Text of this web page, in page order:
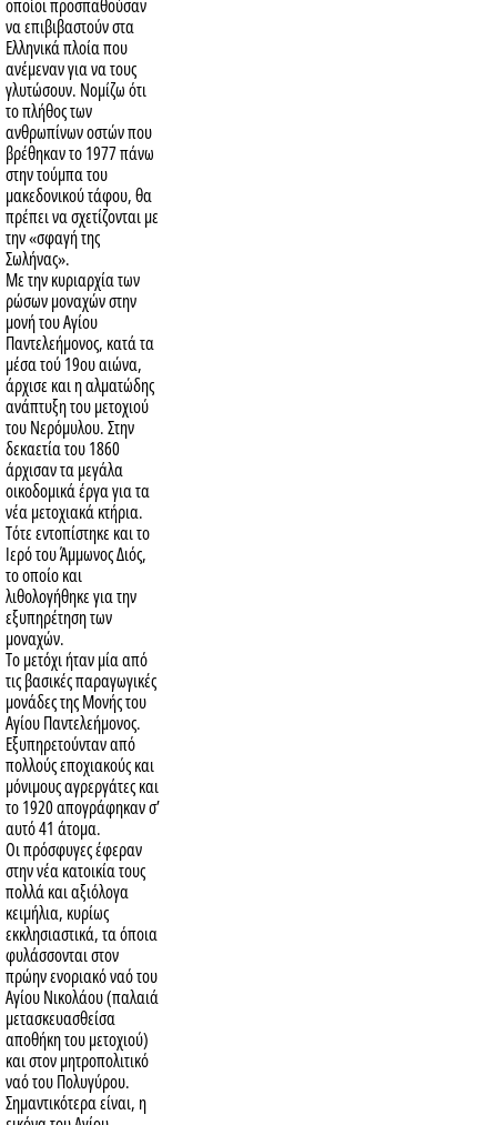
οποίοι προσπαθούσαν
να επιβιβαστούν στα
Ελληνικά πλοία που
ανέμεναν για να τους
γλυτώσουν. Νομίζω ότι
το πλήθος των
ανθρωπίνων οστών που
βρέθηκαν το 1977 πάνω
στην τούμπα του
μακεδονικού τάφου, θα
πρέπει να σχετίζονται με
την «σφαγή της
Σωλήνας».
Με την κυριαρχία των
ρώσων μοναχών στην
μονή του Αγίου
Παντελεήμονος, κατά τα
μέσα τού 19ου αιώνα,
άρχισε και η αλματώδης
ανάπτυξη του μετοχιού
του Νερόμυλου. Στην
δεκαετία του 1860
άρχισαν τα μεγάλα
οικοδομικά έργα για τα
νέα μετοχιακά κτήρια.
Τότε εντοπίστηκε και το
Ιερό του Άμμωνος Διός,
το οποίο και
λιθολογήθηκε για την
εξυπηρέτηση των
μοναχών.
Το μετόχι ήταν μία από
τις βασικές παραγωγικές
μονάδες της Μονής του
Αγίου Παντελεήμονος.
Εξυπηρετούνταν από
πολλούς εποχιακούς και
μόνιμους αγρεργάτες και
το 1920 απογράφηκαν σ’
αυτό 41 άτομα.
Οι πρόσφυγες έφεραν
στην νέα κατοικία τους
πολλά και αξιόλογα
κειμήλια, κυρίως
εκκλησιαστικά, τα όποια
φυλάσσονται στον
πρώην ενοριακό ναό του
Αγίου Νικολάου (παλαιά
μετασκευασθείσα
αποθήκη του μετοχιού)
και στον μητροπολιτικό
ναό του Πολυγύρου.
Σημαντικότερα είναι, η